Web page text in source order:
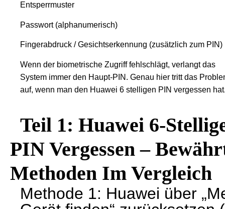
Entsperrmuster
Passwort (alphanumerisch)
Fingerabdruck / Gesichtserkennung (zusätzlich zum PIN)
Wenn der biometrische Zugriff fehlschlägt, verlangt das
System immer den Haupt-PIN. Genau hier tritt das
auf, wenn man den Huawei 6 stelligen PIN vergessen
Teil 1: Huawei 6-
PIN Vergessen –
Methoden Im Vergleich
Methode 1: Huawei über